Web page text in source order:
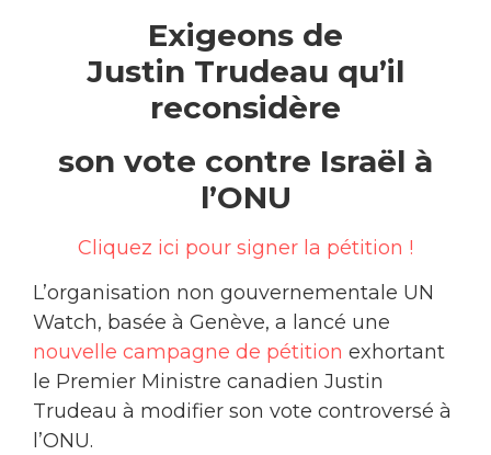
Exigeons de
Justin Trudeau qu’il
reconsidère
son vote contre Israël à
l’ONU
Cliquez ici pour signer la pétition !
L’organisation non gouvernementale UN
Watch, basée à Genève, a lancé une
nouvelle campagne de pétition exhortant
le Premier Ministre canadien Justin
Trudeau à modifier son vote controversé à
l’ONU.